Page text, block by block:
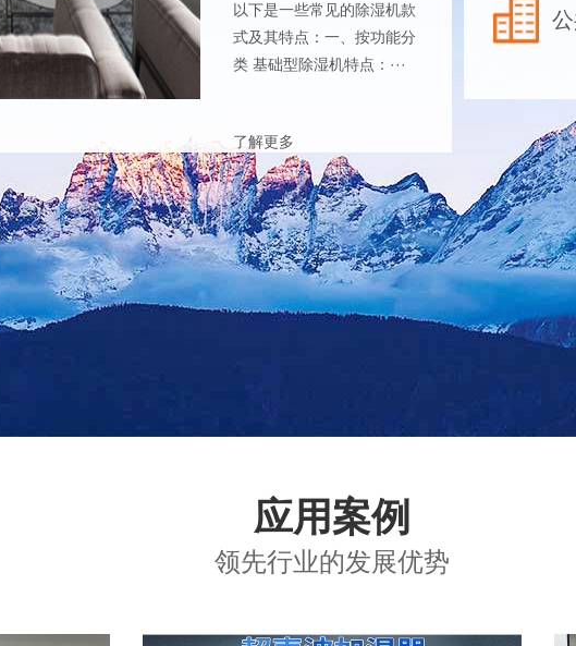
以下是一些常见的除湿机款
式及其特点：一、按功能分
类 基础型除湿机特点：···
了解更多
应用案例
领先行业的发展优势